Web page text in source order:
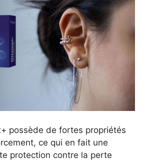
possède de fortes propriétés
ce qui en fait une
protection contre la perte